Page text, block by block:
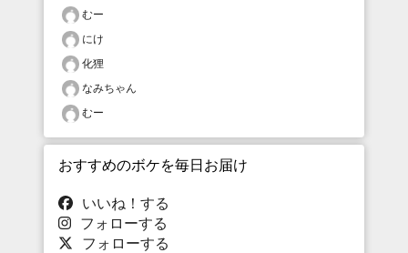
むー
にけ
化狸
なみちゃん
むー
おすすめのボケを毎日お届け
いいね！する
フォローする
フォローする